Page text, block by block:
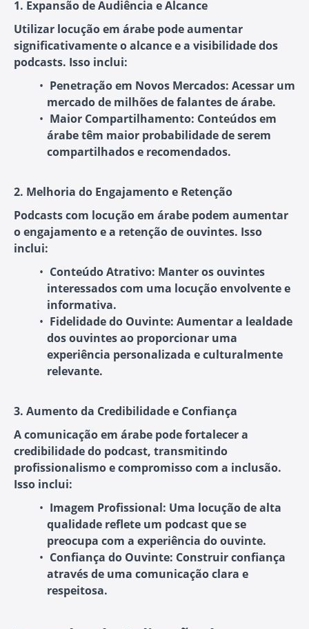
1. Expansão de Audiência e Alcance
Utilizar locução em árabe pode aumentar
significativamente o alcance e a visibilidade dos
podcasts. Isso inclui:
Penetração em Novos Mercados: Acessar um
mercado de milhões de falantes de árabe.
Maior Compartilhamento: Conteúdos em
árabe têm maior probabilidade de serem
compartilhados e recomendados.
2. Melhoria do Engajamento e Retenção
Podcasts com locução em árabe podem aumentar
o engajamento e a retenção de ouvintes. Isso
inclui:
Conteúdo Atrativo: Manter os ouvintes
interessados com uma locução envolvente e
informativa.
Fidelidade do Ouvinte: Aumentar a lealdade
dos ouvintes ao proporcionar uma
experiência personalizada e culturalmente
relevante.
3. Aumento da Credibilidade e Confiança
A comunicação em árabe pode fortalecer a
credibilidade do podcast, transmitindo
profissionalismo e compromisso com a inclusão.
Isso inclui:
Imagem Profissional: Uma locução de alta
qualidade reflete um podcast que se
preocupa com a experiência do ouvinte.
Confiança do Ouvinte: Construir confiança
através de uma comunicação clara e
respeitosa.